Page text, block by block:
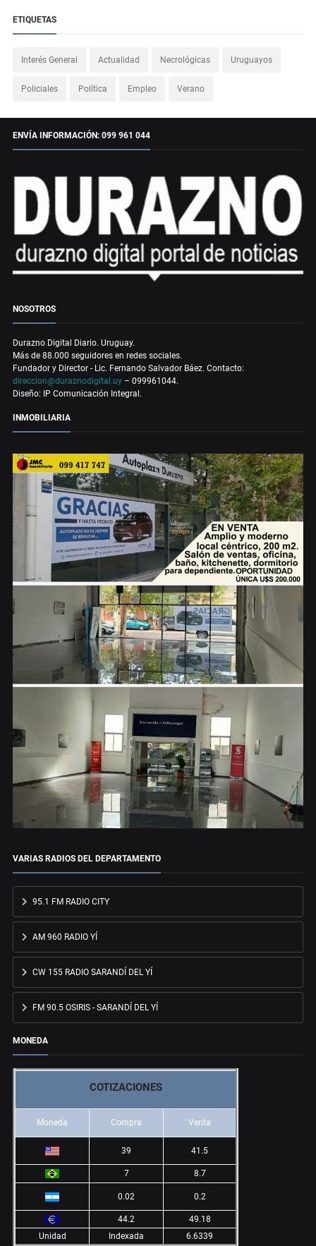
ETIQUETAS
Interés General Actualidad Necrológicas Uruguayos
Policiales Política Empleo Verano
ENVÍA INFORMACIÓN: 099 961 044
NOSOTROS
Durazno Digital Diario. Uruguay.
Más de 88.000 seguidores en redes sociales.
Fundador y Director - Lic. Fernando Salvador Báez. Contacto:
direccion@duraznodigital.uy – 099961044.
Diseño: IP Comunicación Integral.
INMOBILIARIA
VARIAS RADIOS DEL DEPARTAMENTO
95.1 FM RADIO CITY
AM 960 RADIO YÍ
CW 155 RADIO SARANDÍ DEL YÍ
FM 90.5 OSIRIS - SARANDÍ DEL YÍ
MONEDA
COTIZACIONES
Moneda Compra Venta
39 41.5
7 8.7
0.02 0.2
44.2
49.18
Unidad
Indexada 6.6339